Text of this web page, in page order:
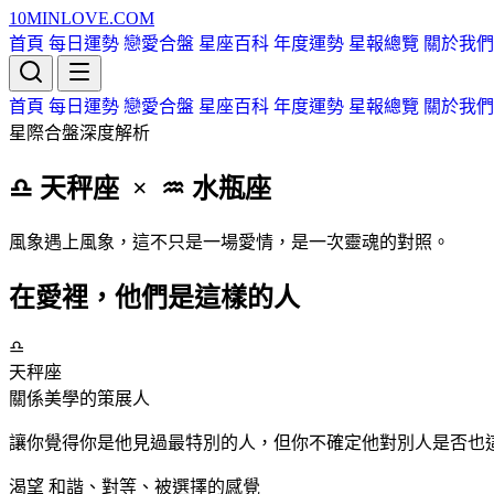
10MINLOVE.COM
首頁 每日運勢 戀愛合盤 星座百科 年度運勢 星報總覽 關於我們
首頁 每日運勢 戀愛合盤 星座百科 年度運勢 星報總覽 關於我們
星際合盤深度解析
♎ 天秤座 × ♒ 水瓶座
風象遇上風象，這不只是一場愛情，是一次靈魂的對照。
在愛裡，他們是這樣的人
♎
天秤座
關係美學的策展人
讓你覺得你是他見過最特別的人，但你不確定他對別人是否也
渴望 和諧、對等、被選擇的感覺